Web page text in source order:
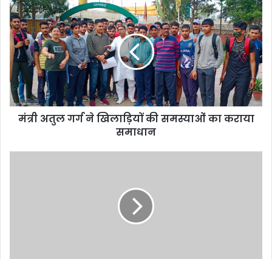
मंत्री अतुल गर्ग ने खिलाड़ियों की समस्याओं का कराया
समाधान